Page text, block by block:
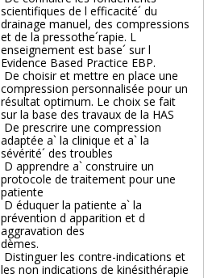
scientifiques de l efficacité´ du
drainage manuel, des compressions
et de la pressothe´rapie. L
enseignement est base´ sur l
Evidence Based Practice EBP.
 De choisir et mettre en place une
compression personnalisée pour un
résultat optimum. Le choix se fait
sur la base des travaux de la HAS
 De prescrire une compression
adaptée a` la clinique et a` la
sévérité´ des troubles
 D apprendre a` construire un
protocole de traitement pour une
patiente
 D éduquer la patiente a` la
prévention d apparition et d
aggravation des
dèmes.
 Distinguer les contre-indications et
les non indications de kinésithérapie